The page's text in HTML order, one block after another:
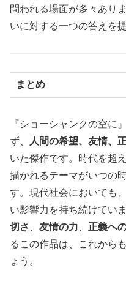
問われる場面が多々あり
いに対する一つの答えを
まとめ
『ショーシャンクの空に
ず、
人間の希望、友情、
いた傑作です。時代を超
描かれるテーマがいつの
す。現代社会においても
い影響力を持ち続けていま
切さ
友情の力 正義へ
るこの作品は、これから
ょう。